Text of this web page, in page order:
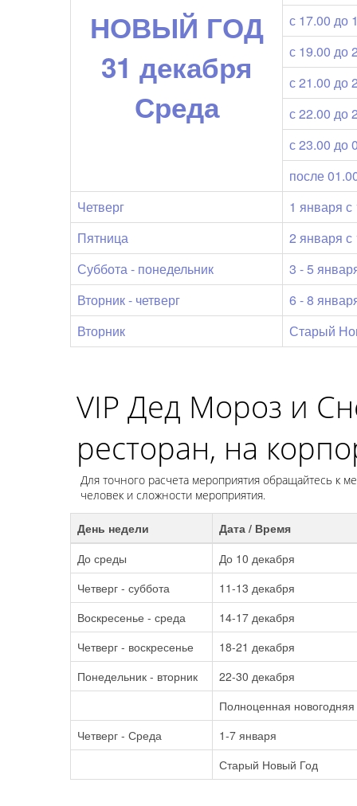
НОВЫЙ ГОД
31 декабря
Среда
с 17.00 до
с 19.00 до
с 21.00 до
с 22.00 до
с 23.00 до
после
Четверг
1 января с
Пятница
2 января с
Суббота - понедельник
3 - 5
Вторник - четверг
6 - 8
Вторник
Старый
VIP Дед Мороз и
ресторан, на
Для точного расчета мероприятия обращайтесь к
человек и сложности мероприятия.
День недели
Дата / Время
До среды
До 10 декабря
Четверг - суббота
11-13 декабря
Воскресенье - среда
14-17 декабря
Четверг - воскресенье
18-21 декабря
Понедельник - вторник
22-30 декабря
Полноценная
Четверг - Среда
1-7 января
Старый Новый Год